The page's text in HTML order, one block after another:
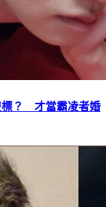
標？ 才當霸凌者婚